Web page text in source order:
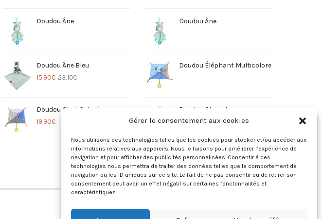
Gérer le consentement aux cookies
Nous utilisons des technologies telles que les cookies pour stocker et/ou accéder aux
informations relatives aux appareils. Nous le faisons pour améliorer l’expérience de
navigation et pour afficher des publicités personnalisées. Consentir à ces
technologies nous permettra de traiter des données telles que le comportement de
navigation ou les ID uniques sur ce site. Le fait de ne pas consentir ou de retirer son
consentement peut avoir un effet négatif sur certaines fonctonnalités et
caractéristiques.
Doudou Âne
Doudou Âne Bleu
23,10€
15,90€
Doudou Chat Coloré
19,90€
Doudou Âne
Doudou Éléphant Multicolore
Doudou Chien Jaune